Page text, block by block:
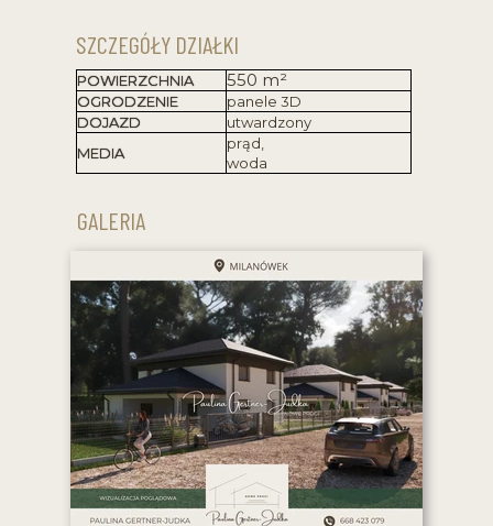
GALERIA
POWIERZCHNIA 550 m²
OGRODZENIE
panele 3D
DOJAZD
utwardzony
MEDIA
prąd,
woda
SZCZEGÓŁY DZIAŁKI